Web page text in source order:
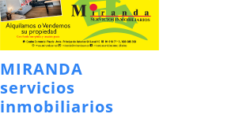
MIRANDA
servicios
inmobiliarios